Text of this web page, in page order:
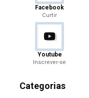
Facebook
Curtir
Youtube
Inscrever-se
Categorias